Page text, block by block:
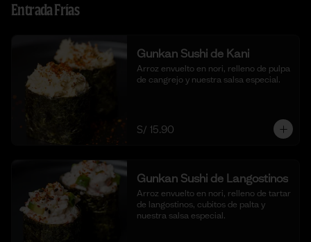
Entrada Frías
Gunkan Sushi de Kani
Arroz envuelto en nori, relleno de pulpa
de cangrejo y nuestra salsa especial.
S/ 15.90
Gunkan Sushi de Langostinos
Arroz envuelto en nori, relleno de tartar
de langostinos, cubitos de palta y
nuestra salsa especial.